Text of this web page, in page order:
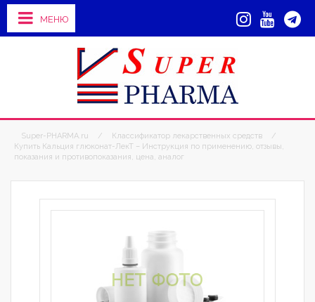
МЕНЮ
Super-PHARMA.ru / Классификатор лекарственных средств
/
Купить Кальция глюконат-ЛекТ – Инструкция по применению, отзывы,
показания и противопоказания, цена, аналог